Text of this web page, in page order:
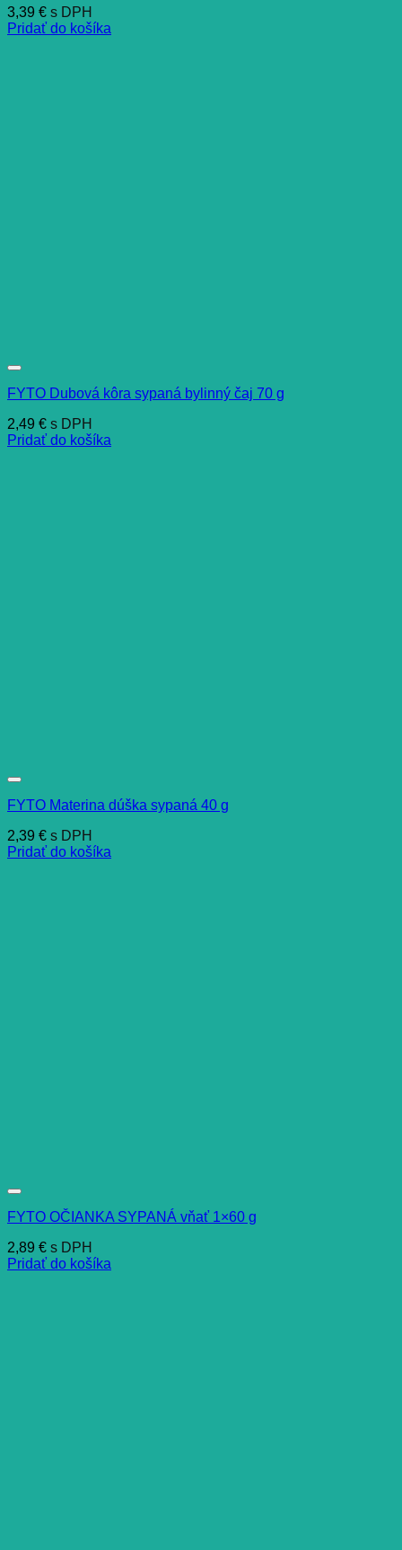
3,39 € s DPH
Pridať do košíka
FYTO Dubová kôra sypaná bylinný čaj 70 g
2,49 € s DPH
Pridať do košíka
FYTO Materina dúška sypaná 40 g
2,39 € s DPH
Pridať do košíka
FYTO OČIANKA SYPANÁ vňať 1×60 g
2,89 € s DPH
Pridať do košíka